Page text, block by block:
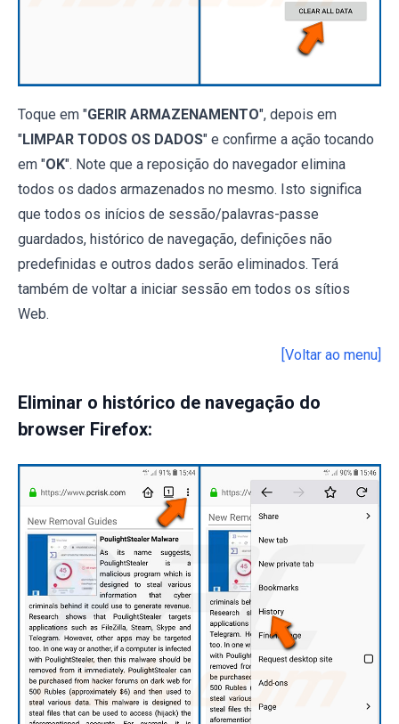
Toque em "GERIR ARMAZENAMENTO", depois em
"LIMPAR TODOS OS DADOS" e confirme a ação tocando
em "OK". Note que a reposição do navegador elimina
todos os dados armazenados no mesmo. Isto significa
que todos os inícios de sessão/palavras-passe
guardados, histórico de navegação, definições não
predefinidas e outros dados serão eliminados. Terá
também de voltar a iniciar sessão em todos os sítios
Web.
[Voltar ao menu]
Eliminar o histórico de navegação do
browser Firefox: